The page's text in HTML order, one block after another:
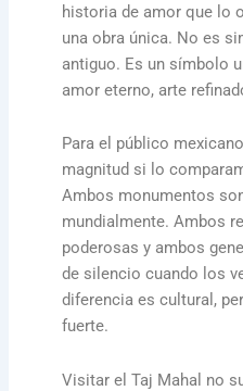
historia de amor que lo
una obra única. No es
antiguo. Es un símbolo
amor eterno, arte
Para el público
magnitud si lo
Ambos monumentos
mundialmente. Ambos
poderosas y ambos
de silencio cuando los
diferencia es cultural,
fuerte.
Visitar el Taj Mahal no